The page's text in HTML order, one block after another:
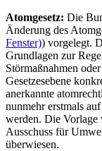
Atomgesetz: Die
Änderung des
Fenster)) vorgelegt.
Grundlagen zur
Störmaßnahmen
Gesetzesebene
anerkannte
nunmehr erstmals
werden. Die Vorlage
Ausschuss für
überwiesen.